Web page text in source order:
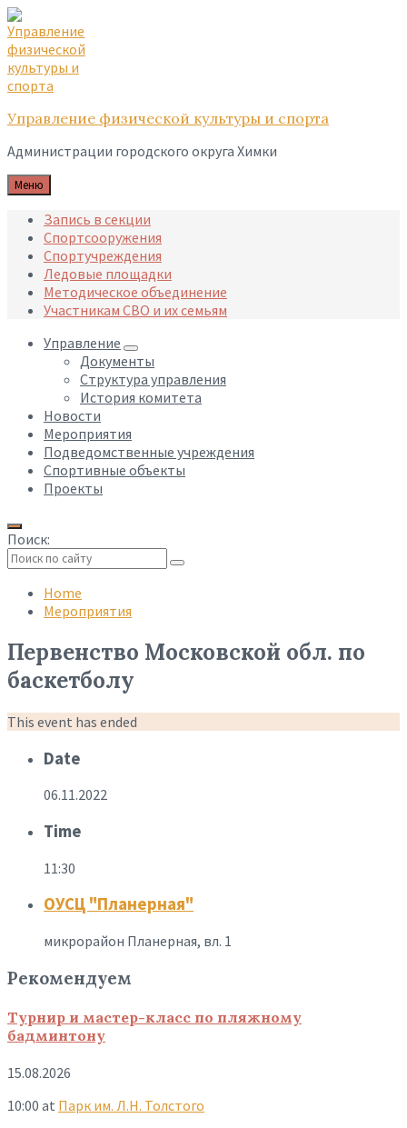
Skip
to
content
Skip
to
main
navigation
Skip
to
footer
Управление физической культуры и спорта
Администрации городского округа Химки
Меню
Запись в секции
Спортсооружения
Спортучреждения
Ледовые площадки
Методическое объединение
Участникам СВО и их семьям
Управление
Документы
Структура управления
История комитета
Новости
Мероприятия
Подведомственные учреждения
Спортивные объекты
Проекты
Поиск:
search
Home
Мероприятия
Первенство Московской обл. по
баскетболу
This event has ended
Date
06.11.2022
Time
11:30
ОУСЦ "Планерная"
микрорайон Планерная, вл. 1
Рекомендуем
Турнир и мастер-класс по пляжному
бадминтону
15.08.2026
10:00 at Парк им. Л.Н. Толстого